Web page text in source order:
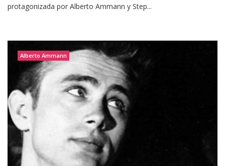
protagonizada por Alberto Ammann y Step...
Alberto Ammann